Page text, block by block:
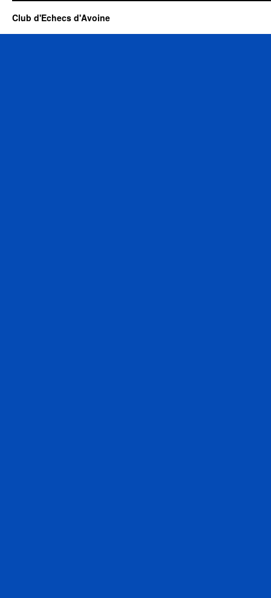
Club d'Echecs d'Avoine